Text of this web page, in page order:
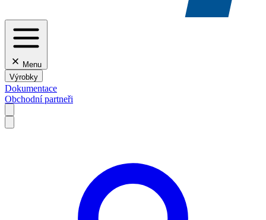
Menu
Výrobky
Dokumentace
Obchodní partneři